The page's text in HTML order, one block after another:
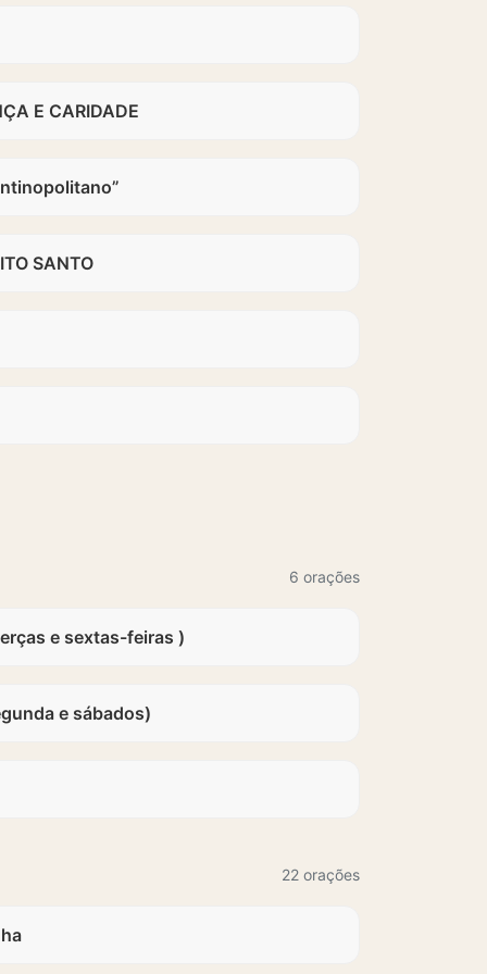
E CARIDADE
SANTO
6 orações
e sextas-feiras )
e sábados)
22 orações